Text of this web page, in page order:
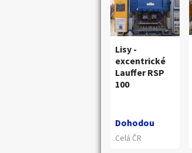
Lisy -
excentrické
Lauffer RSP
100
Dohodou
Celá ČR